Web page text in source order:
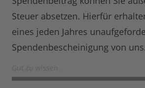
Steuer absetzen. Hierfür
eines jeden Jahres
Spendenbescheinigung von